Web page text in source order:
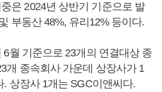
은 2024년 상반기 기준으로 발
부동산 48%, 유리12% 등이다.
6월 기준으로 23개의 연결대상 종
개 종속회사 가운데 상장사가 1
. 상장사 1개는 SGC이앤씨다.